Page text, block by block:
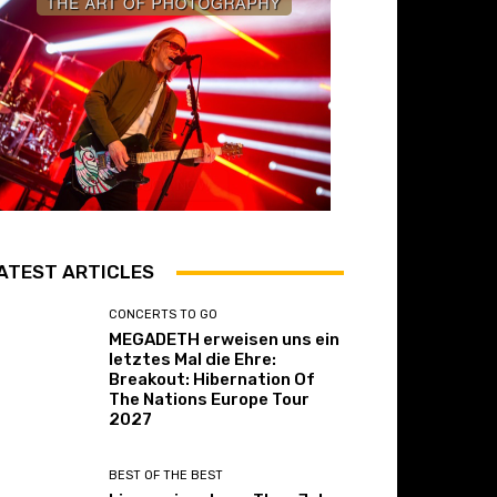
ARTICLES
CONCERTS TO GO
MEGADETH erweisen uns ein
letztes Mal die Ehre:
Breakout: Hibernation Of
The Nations Europe Tour
2027
BEST OF THE BEST